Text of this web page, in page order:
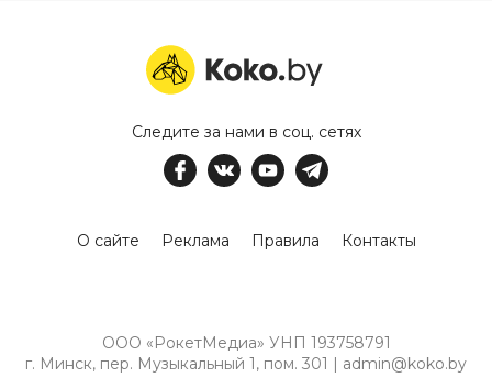
Следите за нами в соц. сетях
О сайте Реклама Правила Контакты
ООО «РокетМедиа» УНП 193758791
г. Минск, пер. Музыкальный 1, пом. 301 | admin@koko.by